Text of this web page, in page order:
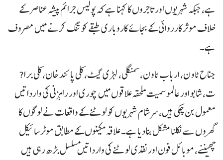
ہے، جبکہ شہریوں اور تاجروں کا کہنا ہے کہ پولیس جرائم پیشہ عناصر کے
خلاف مو ثر کارروائی کے بجائے کاروباری طبقے کو تنگ کرنے میں مصروف
ہے۔
جناح ٹاو ن، ارباب ٹاو ن، سمنگلی، لہڑی گیٹ، کلی پائند خان، کلی برا?
ت، شابو اور عالمو سمیت ملحقہ علاقوں میں چوری اور راہزنی کی وارداتیں
معمول بن چکی ہیں، سر شام شہریوں کو لوٹنے کے واقعات نے لوگوں کا
گھروں سے نکلنا مشکل بنا دیا ہے۔ علاقہ مکینوں کے مطابق موٹرسائیکل
چھیننے، موبائل فون اور نقدی لوٹنے کی وارداتیں مسلسل بڑھ رہی ہیں